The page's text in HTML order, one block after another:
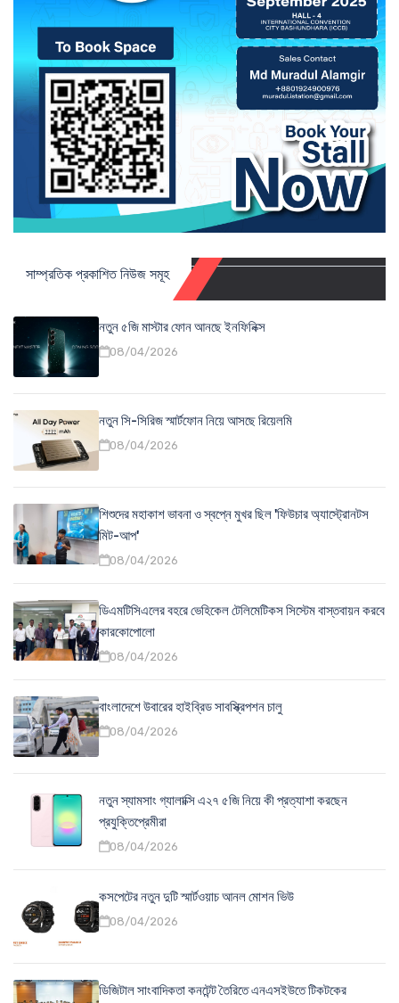
সাম্প্রতিক প্রকাশিত নিউজ সমূহ
নতুন ৫জি মাস্টার ফোন আনছে ইনফিনিক্স
08/04/2026
নতুন সি-সিরিজ স্মার্টফোন নিয়ে আসছে রিয়েলমি
08/04/2026
শিশুদের মহাকাশ ভাবনা ও স্বপ্নে মুখর ছিল 'ফিউচার অ্যাস্ট্রোনটস
মিট-আপ'
08/04/2026
ডিএমটিসিএলের বহরে ভেহিকেল টেলিমেটিকস সিস্টেম বাস্তবায়ন করবে
কারকোপোলো
08/04/2026
বাংলাদেশে উবারের হাইব্রিড সাবস্ক্রিপশন চালু
08/04/2026
নতুন স্যামসাং গ্যালাক্সি এ২৭ ৫জি নিয়ে কী প্রত্যাশা করছেন
প্রযুক্তিপ্রেমীরা
08/04/2026
কসপেটের নতুন দুটি স্মার্টওয়াচ আনল মোশন ভিউ
08/04/2026
ডিজিটাল সাংবাদিকতা কনটেন্ট তৈরিতে এনএসইউতে টিকটকের